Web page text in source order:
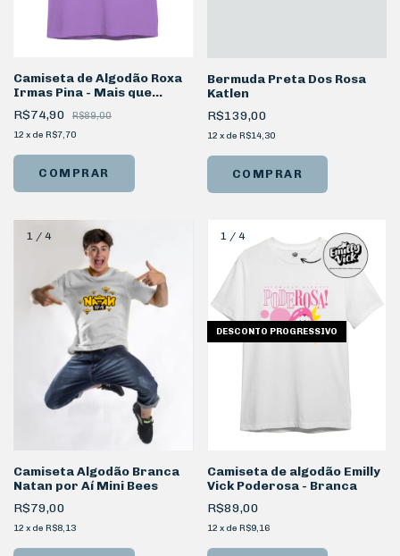
Camiseta de Algodão Roxa
Irmas Pina - Mais que
amigas Sisters
R$74,90 R$89,00
12 x de R$7,70
COMPRAR
Bermuda Preta Dos Rosa
Katlen
R$139,00
12 x de R$14,30
COMPRAR
1 / 4
Camiseta Algodão Branca
Natan por Aí Mini Bees
R$79,00
12 x de R$8,13
1 / 4
DESCONTO PROGRESSIVO
Camiseta de algodão Emilly
Vick Poderosa - Branca
R$89,00
12 x de R$9,16